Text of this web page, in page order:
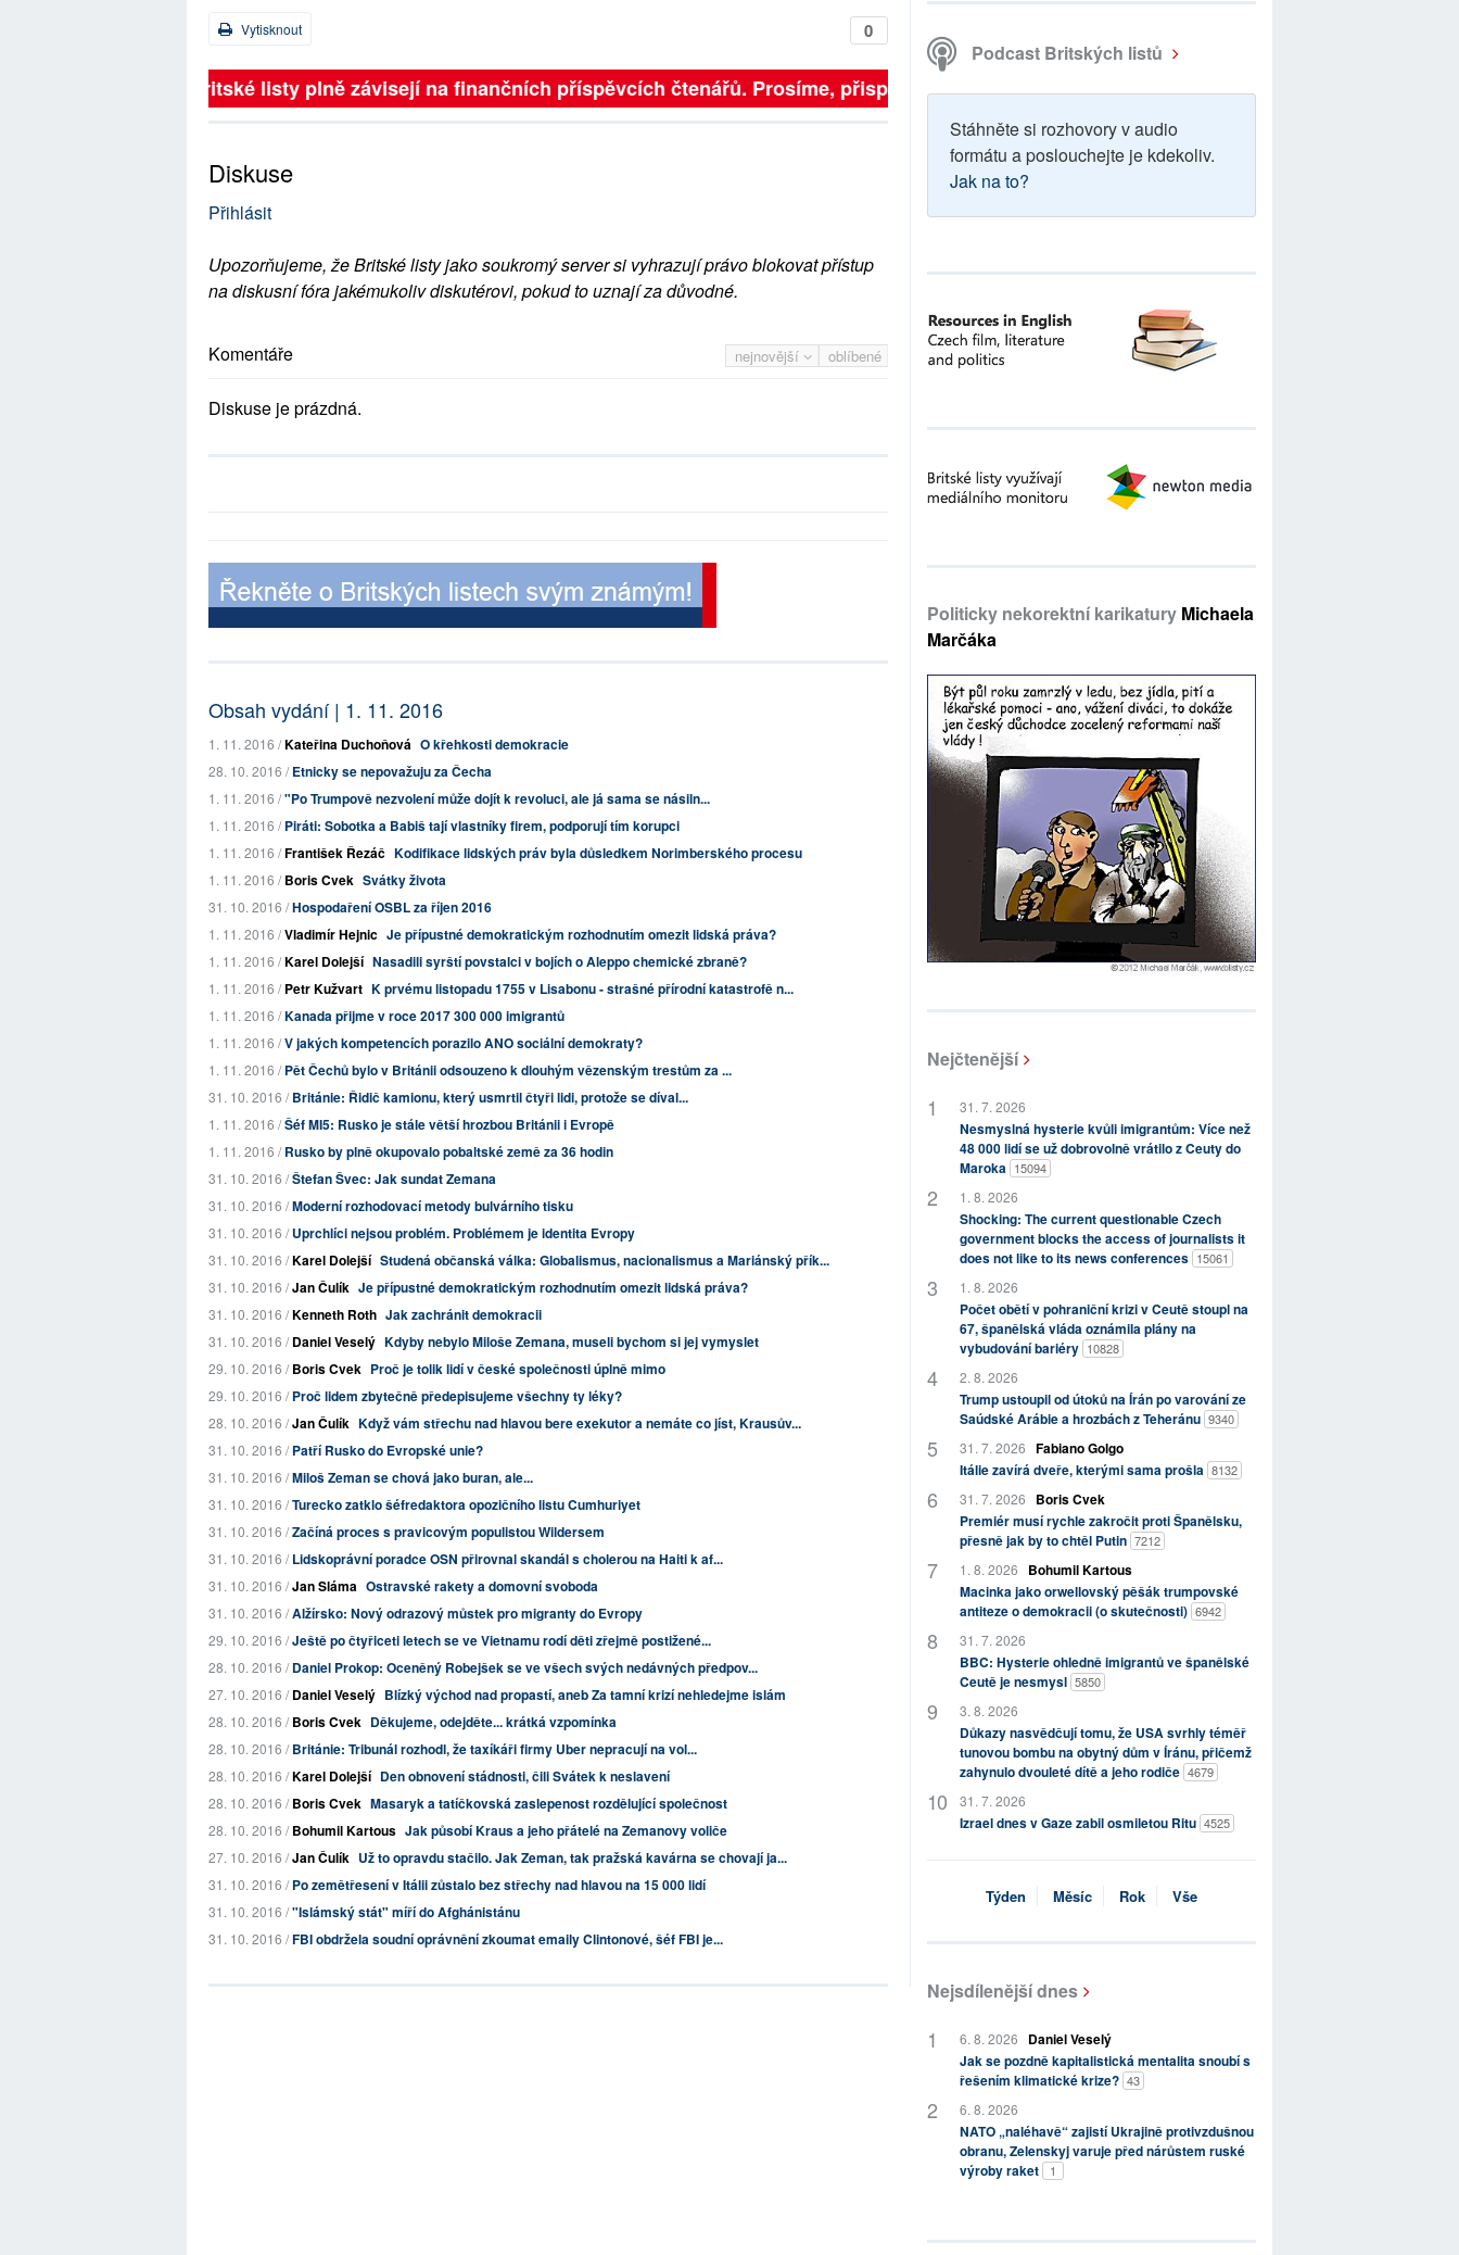
0
Vytisknout
Britské listy plně závisejí na finančních příspěvcích čtenářů. Prosíme, přispějte. ➥
Diskuse
Přihlásit
Upozorňujeme, že Britské listy jako soukromý server si vyhrazují právo blokovat přístup
na diskusní fóra jakémukoliv diskutérovi, pokud to uznají za důvodné.
nejnovější oblíbené
Komentáře
Diskuse je prázdná.
Obsah vydání | 1. 11. 2016
1. 11. 2016 /Kateřina Duchoňová O křehkosti demokracie
28. 10. 2016 /Etnicky se nepovažuju za Čecha
1. 11. 2016 /"Po Trumpově nezvolení může dojít k revoluci, ale já sama se násiln...
1. 11. 2016 /Piráti: Sobotka a Babiš tají vlastníky firem, podporují tím korupci
1. 11. 2016 /František Řezáč Kodifikace lidských práv byla důsledkem Norimberského procesu
1. 11. 2016 /Boris Cvek Svátky života
31. 10. 2016 /Hospodaření OSBL za říjen 2016
1. 11. 2016 /Vladimír Hejnic Je přípustné demokratickým rozhodnutím omezit lidská práva?
1. 11. 2016 /Karel Dolejší Nasadili syrští povstalci v bojích o Aleppo chemické zbraně?
1. 11. 2016 /Petr Kužvart K prvému listopadu 1755 v Lisabonu - strašné přírodní katastrofě n...
1. 11. 2016 /Kanada přijme v roce 2017 300 000 imigrantů
1. 11. 2016 /V jakých kompetencích porazilo ANO sociální demokraty?
1. 11. 2016 /Pět Čechů bylo v Británii odsouzeno k dlouhým vězenským trestům za ...
31. 10. 2016 /Británie: Řidič kamionu, který usmrtil čtyři lidi, protože se díval...
1. 11. 2016 /Šéf MI5: Rusko je stále větší hrozbou Británii i Evropě
1. 11. 2016 /Rusko by plně okupovalo pobaltské země za 36 hodin
31. 10. 2016 /Štefan Švec: Jak sundat Zemana
31. 10. 2016 /Moderní rozhodovací metody bulvárního tisku
31. 10. 2016 /Uprchlíci nejsou problém. Problémem je identita Evropy
31. 10. 2016 /Karel Dolejší Studená občanská válka: Globalismus, nacionalismus a Mariánský přík...
31. 10. 2016 /Jan Čulík Je přípustné demokratickým rozhodnutím omezit lidská práva?
31. 10. 2016 /Kenneth Roth Jak zachránit demokracii
31. 10. 2016 /Daniel Veselý Kdyby nebylo Miloše Zemana, museli bychom si jej vymyslet
29. 10. 2016 /Boris Cvek Proč je tolik lidí v české společnosti úplně mimo
29. 10. 2016 /Proč lidem zbytečně předepisujeme všechny ty léky?
28. 10. 2016 /Jan Čulík Když vám střechu nad hlavou bere exekutor a nemáte co jíst, Krausův...
31. 10. 2016 /Patří Rusko do Evropské unie?
31. 10. 2016 /Miloš Zeman se chová jako buran, ale...
31. 10. 2016 /Turecko zatklo šéfredaktora opozičního listu Cumhuriyet
31. 10. 2016 /Začíná proces s pravicovým populistou Wildersem
31. 10. 2016 /Lidskoprávní poradce OSN přirovnal skandál s cholerou na Haiti k af...
31. 10. 2016 /Jan Sláma Ostravské rakety a domovní svoboda
31. 10. 2016 /Alžírsko: Nový odrazový můstek pro migranty do Evropy
29. 10. 2016 /Ještě po čtyřiceti letech se ve Vietnamu rodí děti zřejmě postižené...
28. 10. 2016 /Daniel Prokop: Oceněný Robejšek se ve všech svých nedávných předpov...
27. 10. 2016 /Daniel Veselý Blízký východ nad propastí, aneb Za tamní krizí nehledejme islám
28. 10. 2016 /Boris Cvek Děkujeme, odejděte... krátká vzpomínka
28. 10. 2016 /Británie: Tribunál rozhodl, že taxíkáři firmy Uber nepracují na vol...
28. 10. 2016 /Karel Dolejší Den obnovení stádnosti, čili Svátek k neslavení
28. 10. 2016 /Boris Cvek Masaryk a tatíčkovská zaslepenost rozdělující společnost
28. 10. 2016 /Bohumil Kartous Jak působí Kraus a jeho přátelé na Zemanovy voliče
27. 10. 2016 /Jan Čulík Už to opravdu stačilo. Jak Zeman, tak pražská kavárna se chovají ja...
31. 10. 2016 /Po zemětřesení v Itálii zůstalo bez střechy nad hlavou na 15 000 lidí
31. 10. 2016 /"Islámský stát" míří do Afghánistánu
31. 10. 2016 /FBI obdržela soudní oprávnění zkoumat emaily Clintonové, šéf FBI je...
Podcast Britských listů
Stáhněte si rozhovory v audio
formátu a poslouchejte je kdekoliv.
Jak na to?
Politicky nekorektní karikatury Michaela
Marčáka
Nejčtenější
31. 7. 2026
Nesmyslná hysterie kvůli imigrantům: Více než
48 000 lidí se už dobrovolně vrátilo z Ceuty do
Maroka 15094
1. 8. 2026
Shocking: The current questionable Czech
government blocks the access of journalists it
does not like to its news conferences 15061
1. 8. 2026
Počet obětí v pohraniční krizi v Ceutě stoupl na
67, španělská vláda oznámila plány na
vybudování bariéry 10828
2. 8. 2026
Trump ustoupil od útoků na Írán po varování ze
Saúdské Arábie a hrozbách z Teheránu 9340
31. 7. 2026 Fabiano Golgo
Itálie zavírá dveře, kterými sama prošla 8132
31. 7. 2026
Boris Cvek
Premiér musí rychle zakročit proti Španělsku,
přesně jak by to chtěl Putin 7212
1. 8. 2026
Bohumil Kartous
Macinka jako orwellovský pěšák trumpovské
antiteze o demokracii (o skutečnosti) 6942
31. 7. 2026
BBC: Hysterie ohledně imigrantů ve španělské
Ceutě je nesmysl 5850
3. 8. 2026
Důkazy nasvědčují tomu, že USA svrhly téměř
tunovou bombu na obytný dům v Íránu, přičemž
zahynulo dvouleté dítě a jeho rodiče 4679
31. 7. 2026
Izrael dnes v Gaze zabil osmiletou Ritu 4525
Týden Měsíc Rok Vše
Nejsdílenější dnes
6. 8. 2026
Daniel Veselý
Jak se pozdně kapitalistická mentalita snoubí s
řešením klimatické krize? 43
6. 8. 2026
NATO „naléhavě“ zajistí Ukrajině protivzdušnou
obranu, Zelenskyj varuje před nárůstem ruské
výroby raket
1